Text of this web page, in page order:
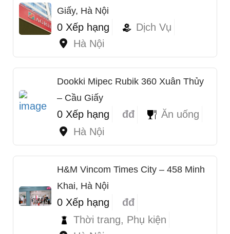
Giấy, Hà Nội
0 Xếp hạng
Dịch Vụ
Hà Nội
Dookki Mipec Rubik 360 Xuân Thủy
– Cầu Giấy
0 Xếp hạng đđ
Ăn uống
Hà Nội
H&M Vincom Times City – 458 Minh
Khai, Hà Nội
0 Xếp hạng
đđ
Thời trang, Phụ kiện